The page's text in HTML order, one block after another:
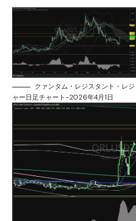
クァンタム・レジスタント・レジ
ャー日足チャート-2026年4月1日